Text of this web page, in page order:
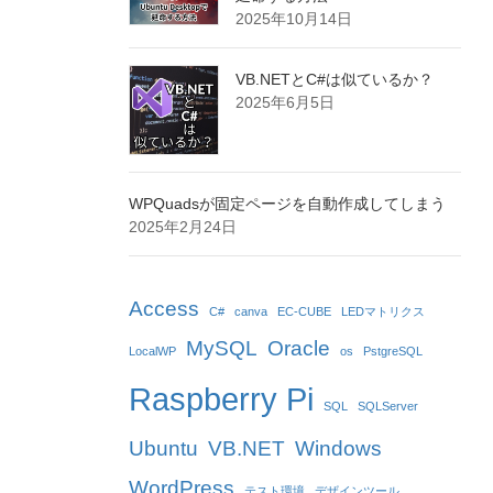
2025年10月14日
VB.NETとC#は似ているか？
2025年6月5日
WPQuadsが固定ページを自動作成してしまう
2025年2月24日
Access C# canva EC-CUBE LEDマトリクス
LocalWP MySQL Oracle os PstgreSQL
Raspberry Pi SQL SQLServer
Ubuntu VB.NET Windows
WordPress
テスト環境 デザインツール